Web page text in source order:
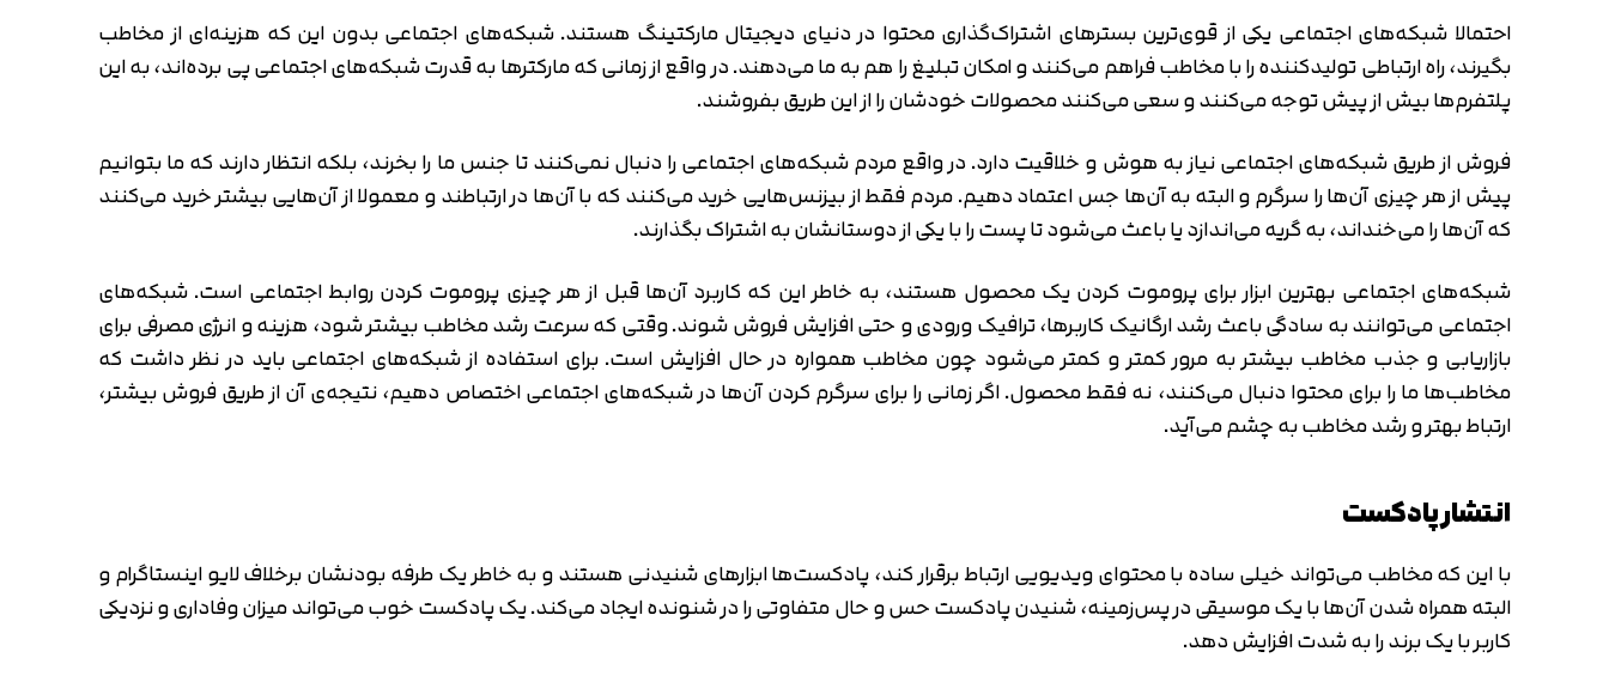
احتمالا شبکه‌های اجتماعی یکی از قوی‌ترین بسترهای اشتراک‌گذاری محتوا در دنیای دیجیتال مارکتینگ هستند. شبکه‌های اجتماعی بدون این که هزینه‌ای از مخاطب
بگیرند، راه ارتباطی تولیدکننده را با مخاطب فراهم می‌کنند و امکان تبلیغ را هم به ما می‌دهند. در واقع از زمانی که مارکترها به قدرت شبکه‌های اجتماعی پی برده‌اند، به این
پلتفرم‌ها بیش از پیش توجه می‌کنند و سعی می‌کنند محصولات خودشان را از این طریق بفروشند.
فروش از طریق شبکه‌های اجتماعی نیاز به هوش و خلاقیت دارد. در واقع مردم شبکه‌های اجتماعی را دنبال نمی‌کنند تا جنس ما را بخرند، بلکه انتظار دارند که ما بتوانیم
پیش از هر چیزی آن‌ها را سرگرم و البته به آن‌ها جس اعتماد دهیم. مردم فقط از بیزنس‌هایی خرید می‌کنند که با آن‌ها در ارتباطند و معمولا از آن‌هایی بیشتر خرید می‌کنند
که آن‌ها را می‌خنداند، به گریه می‌اندازد یا باعث می‌شود تا پست را با یکی از دوستانشان به اشتراک بگذارند.
شبکه‌های اجتماعی بهترین ابزار برای پروموت کردن یک محصول هستند، به خاطر این که کاربرد آن‌ها قبل از هر چیزی پروموت کردن روابط اجتماعی است. شبکه‌های
اجتماعی می‌توانند به سادگی باعث رشد ارگانیک کاربرها، ترافیک ورودی و حتی افزایش فروش شوند. وقتی که سرعت رشد مخاطب بیشتر شود، هزینه‌ و انرژی مصرفی برای
بازاریابی و جذب مخاطب بیشتر به مرور کمتر و کمتر می‌شود چون مخاطب همواره در حال افزایش است. برای استفاده از شبکه‌های اجتماعی باید در نظر داشت که
مخاطب‌ها ما را برای محتوا دنبال می‌کنند، نه فقط محصول. اگر زمانی را برای سرگرم کردن آن‌ها در شبکه‌های اجتماعی اختصاص دهیم، نتیجه‌ی آن از طریق فروش بیشتر،
ارتباط بهتر و رشد مخاطب به چشم می‌آید.
انتشار پادکست
با این که مخاطب می‌تواند خیلی ساده با محتوای ویدیویی ارتباط برقرار کند، پادکست‌ها ابزارهای شنیدنی هستند و به خاطر یک طرفه بودنشان برخلاف لایو اینستاگرام و
البته همراه شدن آن‌ها با یک موسیقی در پس‌زمینه، شنیدن پادکست حس و حال متفاوتی را در شنونده ایجاد می‌کند. یک پادکست خوب می‌تواند میزان وفاداری و نزدیکی
کاربر با یک برند را به شدت افزایش دهد.
تایید کد
دریافت مجدد کد:00:59
متوجه شدم